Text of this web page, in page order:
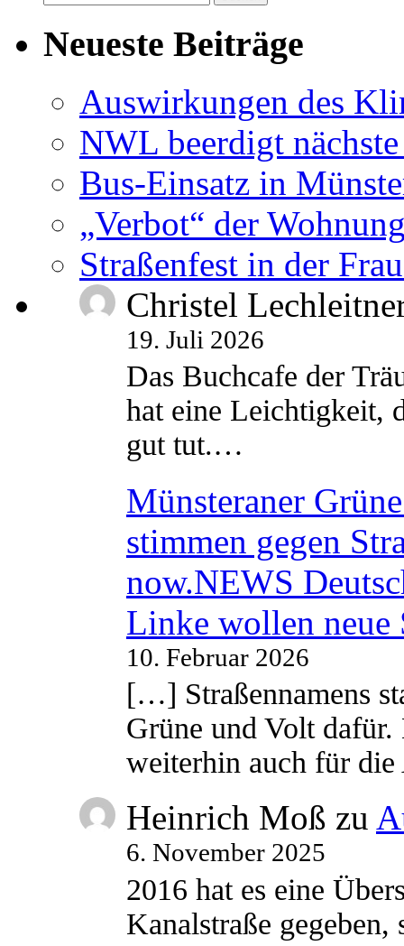
nach:
Neueste Beiträge
Auswirkungen des
NWL beerdigt
Bus-Einsatz in
„Verbot“ der
Straßenfest in der
Christel
19. Juli 2026
Das Buchcafe der
hat eine Leichtigkeit,
gut tut.…
Münsteraner
stimmen gegen
now.NEWS
Linke wollen neue
10. Februar 2026
[…] Straßennamens
Grüne und Volt
weiterhin auch für
Heinrich Moß zu
6. November 2025
2016 hat es eine
Kanalstraße